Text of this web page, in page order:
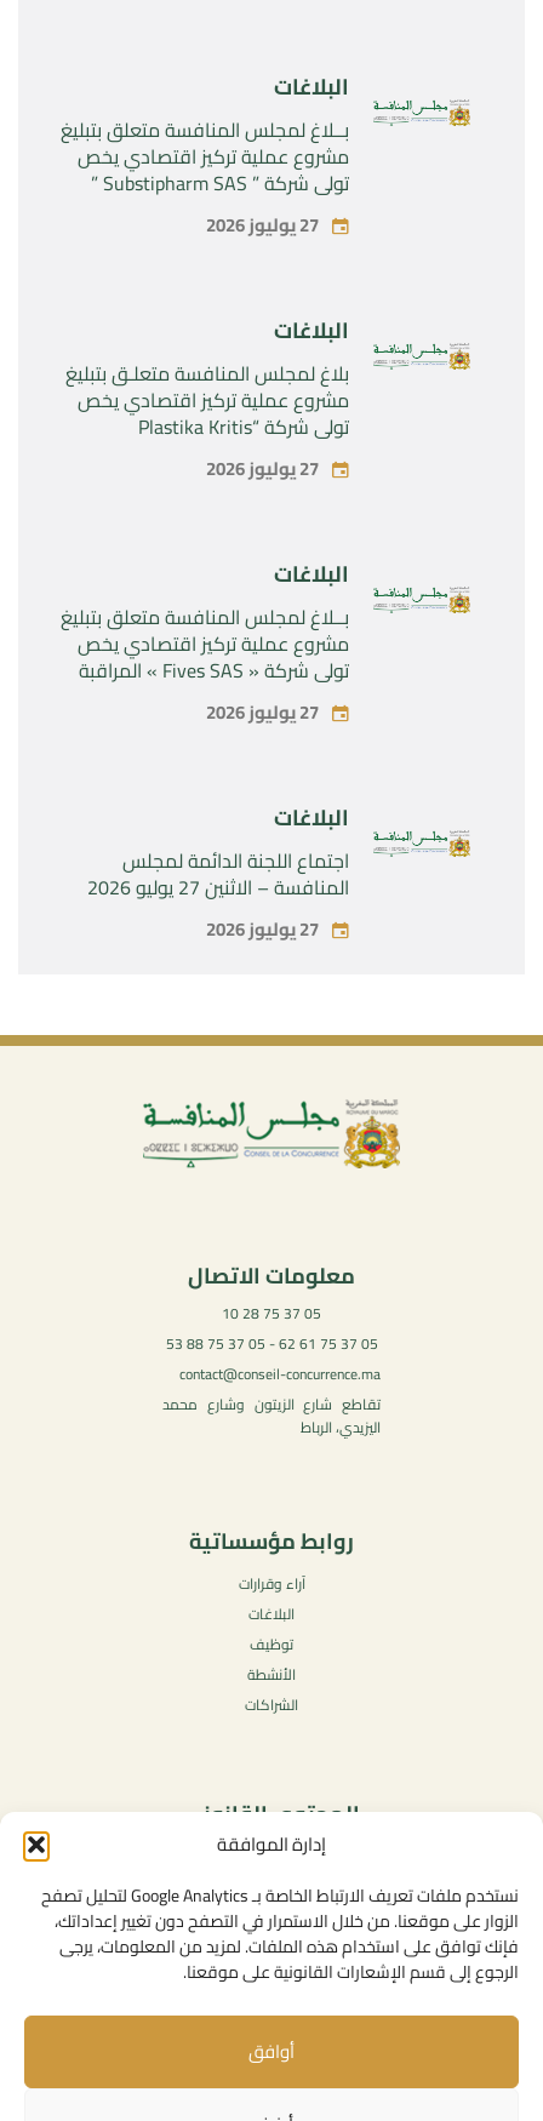
إدارة الموافقة
نستخدم ملفات تعريف الارتباط الخاصة بـ Google Analytics لتحليل تصفح
الزوار على موقعنا. من خلال الاستمرار في التصفح دون تغيير إعداداتك،
فإنك توافق على استخدام هذه الملفات. لمزيد من المعلومات، يرجى
الرجوع إلى قسم الإشعارات القانونية على موقعنا.
أوافق
البلاغات
بــلاغ لمجلس المنافسة متعلق بتبليغ
مشروع عملية تركيز اقتصادي يخص
تولي شركة ” Substipharm SAS ”
المراقبة الحصرية للأصول والحقوق
المتعلقة بالمنتجين الصيدلانيين”
27 يوليوز 2026
البلاغات
بلاغ لمجلس المنافسة متعلـق بتبليغ
مشروع عملية تركيز اقتصادي يخص
تولي شركة “Plastika Kritis
SA”المراقبة الحصرية لشركة
“Naturplas Industrial SARL” 27 يوليوز 2026
البلاغات
بــلاغ لمجلس المنافسة متعلق بتبليغ
مشروع عملية تركيز اقتصادي يخص
تولي شركة « Fives SAS » المراقبة
SAS »27 يوليوز 2026
البلاغات
اجتماع اللجنة الدائمة لمجلس
المنافسة – الاثنين 27 يوليو 2026
27 يوليوز 2026
معلومات الاتصال
05 37 75 28 10
05 37 75 61 62 - 05 37 75 88 53
contact@conseil-concurrence.ma
تقاطع شارع الزيتون وشارع محمد
اليزيدي، الرباط
روابط مؤسساتية
آراء وقرارات
البلاغات
توظيف
الأنشطة
الشراكات
المحتوى القانوني
سياسة الخصوصية
شروط الاستخدام العامة
الإشعارات القانونية
سياسة ملفات تعريف الارتباط (الكوكيز)
روابط مفيدة
الإتصال بنا